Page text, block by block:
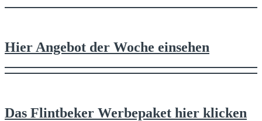
Hier Angebot der Woche einsehen
Das Flintbeker Werbepaket hier klicken